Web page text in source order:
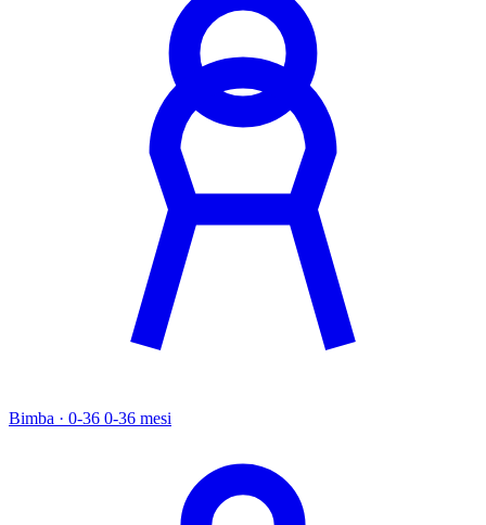
Bimba · 0-36 0-36 mesi